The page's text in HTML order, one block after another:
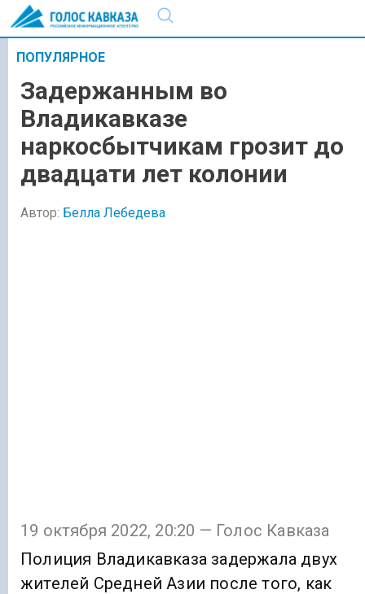
ПОПУЛЯРНОЕ
Задержанным во
Владикавказе
наркосбытчикам грозит до
двадцати лет колонии
Автор: Белла Лебедева
19 октября 2022, 20:20 — Голос Кавказа
Полиция Владикавказа задержала двух
жителей Средней Азии после того, как